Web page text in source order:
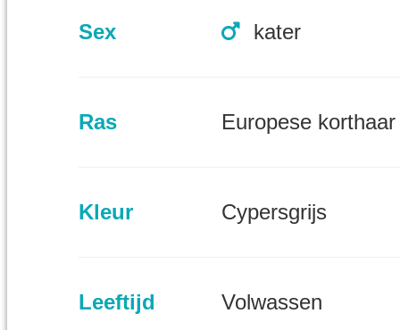
Sex kater
Ras Europese korthaar
Kleur Cypersgrijs
Leeftijd Volwassen